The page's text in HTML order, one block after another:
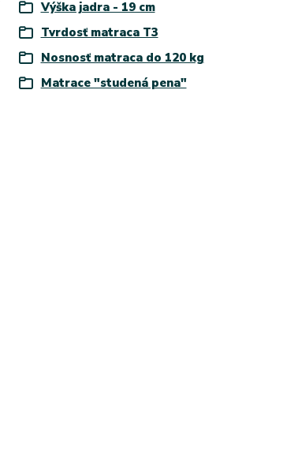
Výška jadra - 19 cm
Tvrdosť matraca T3
Nosnosť matraca do 120 kg
Matrace "studená pena"